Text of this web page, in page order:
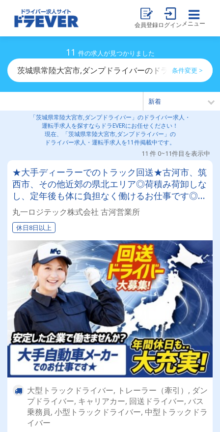
会員登録ログイン メニュー
11 件の求人が見つかりました
茨城県常陸大宮市,ダンプドライバーのドライバー求人・
条件変更 >
「茨城県常陸大宮市,ダンプドライバー」のドライバー求人・
運転手求人を探すならドラEVERにお任せください！
現在、「茨城県常陸大宮市,ダンプドライバー」の
ドライバー求人・運転手求人を11件掲載中です。
11 件 0~11件目を表示中
★大手ディーラーでのトラック回送★古河市、筑
西市、その他近郊の県北エリア◎荷積み荷卸しな
し、定年後も体に負担なく働けるお仕事です◎日
勤業務で残業はほとんどありません！プライベー
ト充実♪
丸一ロジテック株式会社 古河営業所
休日8日以上
大型トラックドライバー, トレーラー（牽引）, ダン
プドライバー, キャリアカー, 回送ドライバー, バス
乗務員, 小型トラックドライバー, 中型トラックドラ
イバー